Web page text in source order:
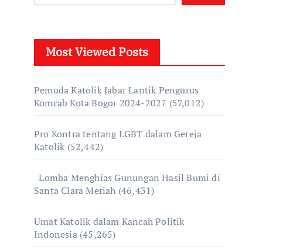
Most Viewed Posts
Pemuda Katolik Jabar Lantik Pengurus
Komcab Kota Bogor 2024-2027 (57,012)
Pro Kontra tentang LGBT dalam Gereja
Katolik (52,442)
Lomba Menghias Gunungan Hasil Bumi di
Santa Clara Meriah (46,431)
Umat Katolik dalam Kancah Politik
Indonesia (45,265)